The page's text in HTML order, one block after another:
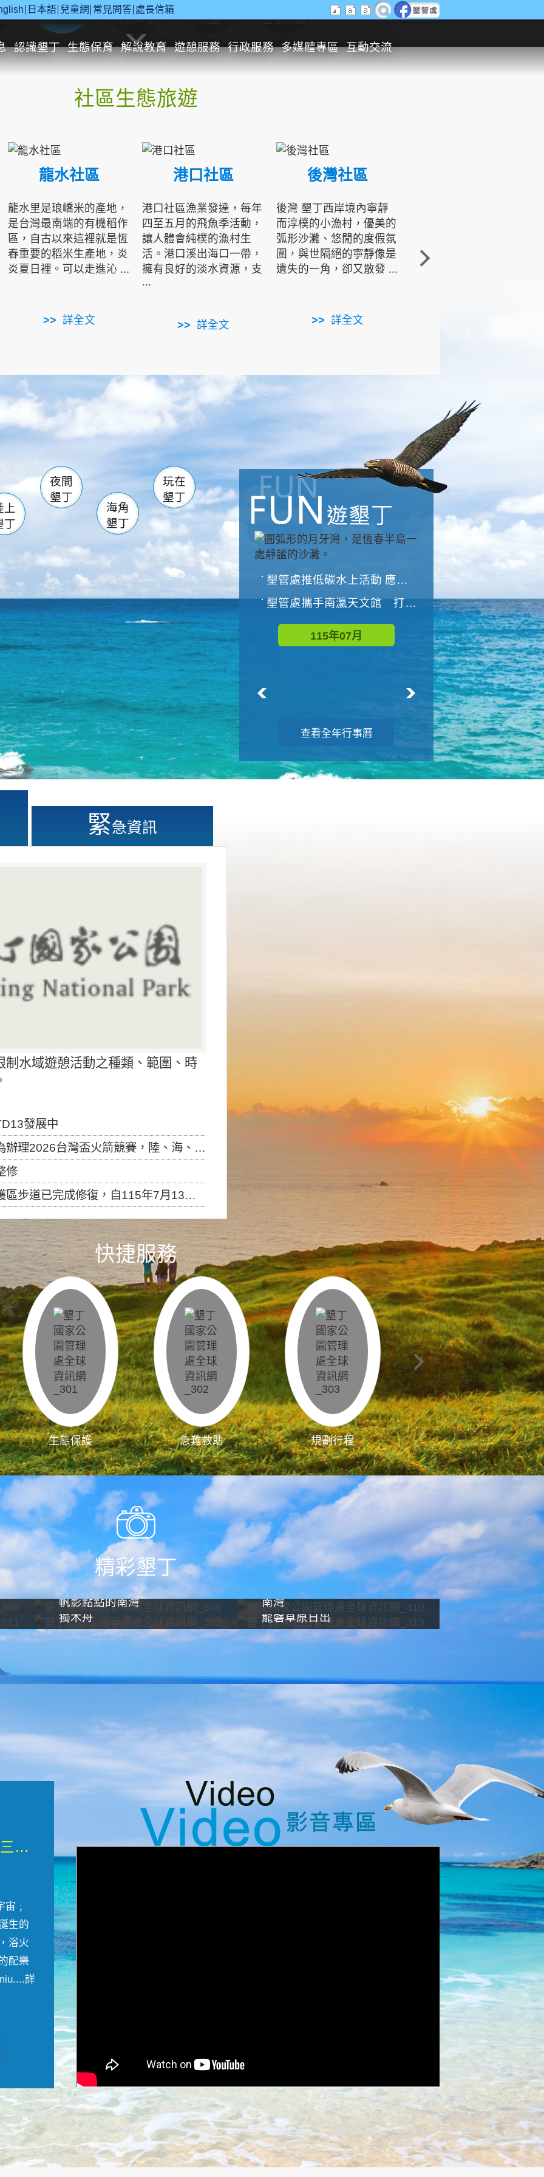
日本語 兒童網 常見問答 處長信箱
認識墾丁 生態保育 解說教育 遊憩服務 行政服務 多媒體專區 互動交流
休閒遊憩 行政申辦 兒童 生態旅遊
社區生態旅遊
龍水社區
龍水里是琅嶠米的產地，
是台灣最南端的有機稻作
區，自古以來這裡就是恆
春重要的稻米生產地，炎
炎夏日裡。可以走進沁 ...
詳全文
港口社區
港口社區漁業發達，每年
四至五月的飛魚季活動，
讓人體會純樸的漁村生
活。港口溪出海口一帶，
擁有良好的淡水資源，支
...
詳全文
後灣社區
後灣 墾丁西岸境內寧靜
而淳樸的小漁村，優美的
弧形沙灘、悠閒的度假氛
圍，與世隔絕的寧靜像是
遺失的一角，卻又散發 ...
詳全文
角的端點，冬季海浪拍打
著礁岸，旺盛的侵蝕作
南仁湖
滿州 佳樂水
森林遊樂區
墾管處遊客中心
社頂公園 風吹沙
船帆石 龍磐公園
香蕉灣 龍坑
鵝鑾鼻
上
丁
夜間
墾丁
海角
墾丁
玩在
墾丁
墾管處推低碳水上活動 應屆畢業生限額免費參加
墾管處攜手南瀛天文館 打造沉浸式天文探索營隊
115年07月
與國家公園有約-優游潮間
115年08月
查看全年行事曆
緊急資訊
水域遊憩活動之種類、範圍、時
發展中
盃火箭競賽，陸、海、空域警戒及協調相關事宜，因颱風備案事宜
修
，自115年7月13日（星期一）起恢復開放入園，歡迎民眾依規定申請入園....
快捷服務
生態保護 急難救助 規劃行程 影像直播
精彩墾丁
帆影點點的南灣
南灣
獨木舟
龍磐草原日出
微觀墾丁三部曲 重生....
﹔
生的
浴火
配樂
詳